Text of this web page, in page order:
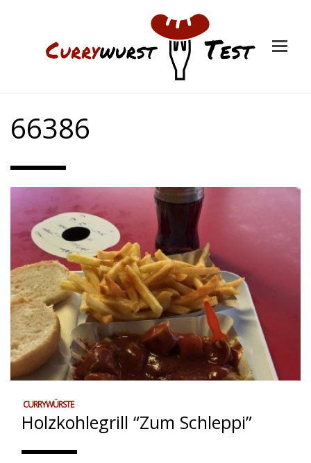
66386
CURRYWÜRSTE
Holzkohlegrill “Zum Schleppi”